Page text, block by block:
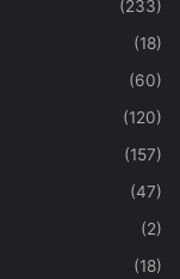
(233)
(18)
(60)
(120)
(157)
(47)
(2)
(18)